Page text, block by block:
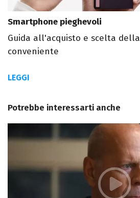
Smartphone pieghevoli
Guida all'acquisto e scelta
conveniente
LEGGI
Potrebbe interessarti anche